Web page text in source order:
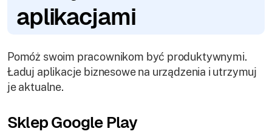
aplikacjami
Pomóż swoim pracownikom być produktywnymi.
Ładuj aplikacje biznesowe na urządzenia i utrzymuj
je aktualne.
Sklep Google Play